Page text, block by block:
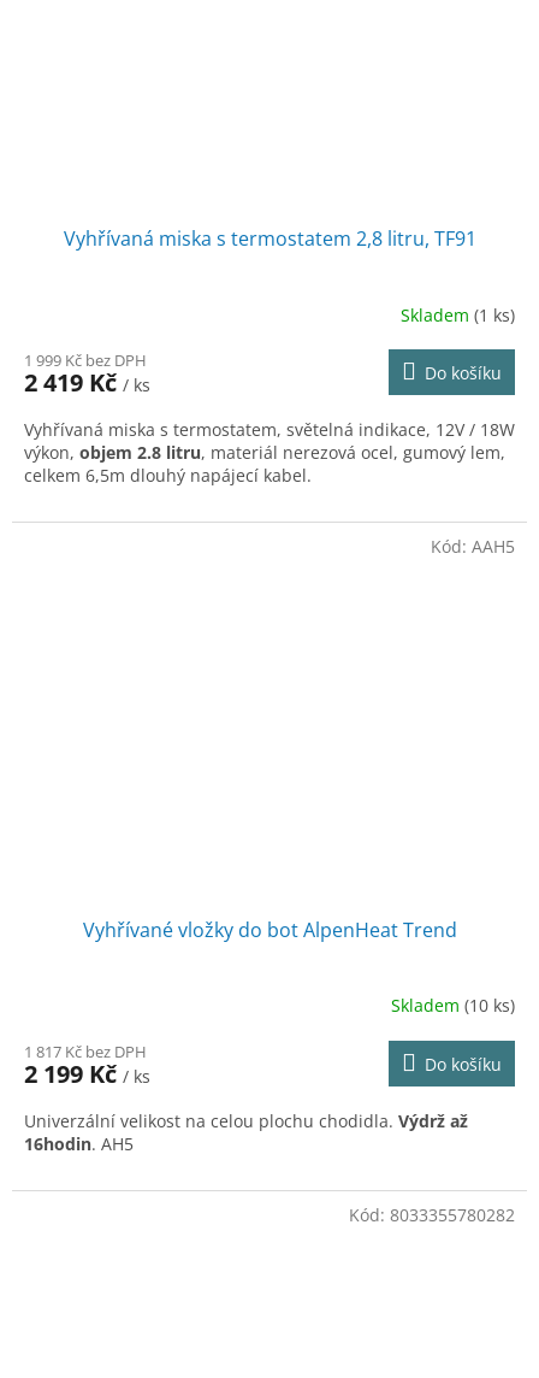
Vyhřívaná miska s termostatem 2,8 litru, TF91
produktu
je
z
5
hvězdiček.
Skladem(1 ks)
1 999 Kč bez DPH
2 419 Kč / ks
Do košíku
Vyhřívaná miska s termostatem, světelná indikace, 12V / 18W
výkon, objem 2.8 litru, materiál nerezová ocel, gumový lem,
celkem 6,5m dlouhý napájecí kabel.
Vyhřívané vložky do bot AlpenHeat Trend
Skladem (10 ks)
1 817 Kč bez DPH
2 199 Kč / ks
Do košíku
Univerzální velikost na celou plochu chodidla. Výdrž až
16hodin. AH5
Kód: AAH5
Kód: 8033355780282